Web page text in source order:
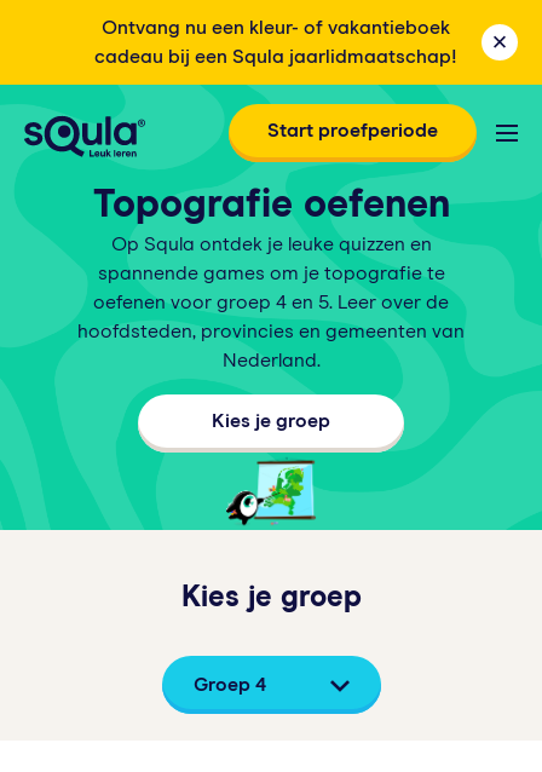
Ontvang nu een kleur- of vakantieboek
cadeau bij een Squla jaarlidmaatschap!
Start proefperiode
Topografie oefenen
Op Squla ontdek je leuke quizzen en
spannende games om je topografie te
oefenen voor groep 4 en 5. Leer over de
hoofdsteden, provincies en gemeenten van
Nederland.
Kies je groep
Kies je groep
Groep 4